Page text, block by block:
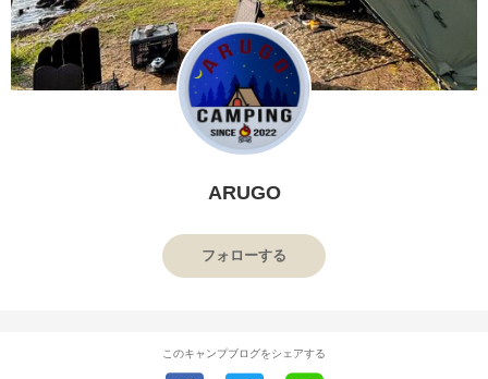
ARUGO
フォローする
このキャンプブログをシェアする